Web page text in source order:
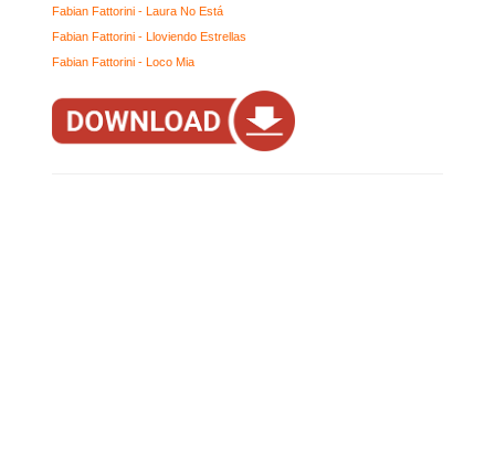
Fabian Fattorini - Laura No Está
Fabian Fattorini - Lloviendo Estrellas
Fabian Fattorini - Loco Mia